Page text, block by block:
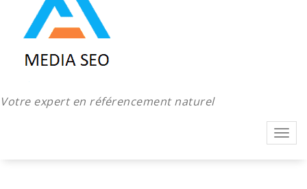
Votre expert en référencement naturel